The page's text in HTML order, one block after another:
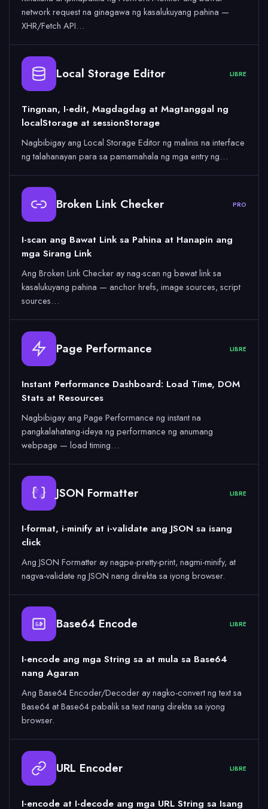
network request na ginagawa ng kasalukuyang pahina —
XHR/Fetch API…
Local Storage Editor LIBRE
Tingnan, I-edit, Magdagdag at Magtanggal ng
localStorage at sessionStorage
Nagbibigay ang Local Storage Editor ng malinis na interface
ng talahanayan para sa pamamahala ng mga entry ng…
Broken Link Checker PRO
I-scan ang Bawat Link sa Pahina at Hanapin ang
mga Sirang Link
Ang Broken Link Checker ay nag-scan ng bawat link sa
kasalukuyang pahina — anchor hrefs, image sources, script
sources…
Page Performance LIBRE
Instant Performance Dashboard: Load Time, DOM
Stats at Resources
Nagbibigay ang Page Performance ng instant na
pangkalahatang-ideya ng performance ng anumang
webpage — load timing…
JSON Formatter LIBRE
I-format, i-minify at i-validate ang JSON sa isang
click
Ang JSON Formatter ay nagpe-pretty-print, nagmi-minify, at
nagva-validate ng JSON nang direkta sa iyong browser.
64 Base64 Encode LIBRE
I-encode ang mga String sa at mula sa Base64
nang Agaran
Ang Base64 Encoder/Decoder ay nagko-convert ng text sa
Base64 at Base64 pabalik sa text nang direkta sa iyong
browser.
URL Encoder LIBRE
I-encode at I-decode ang mga URL String sa Isang